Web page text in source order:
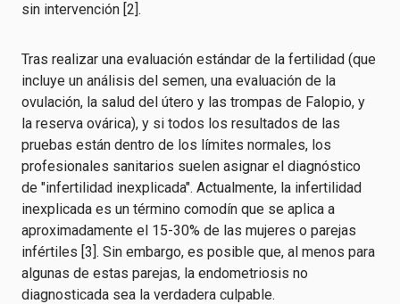
sin intervención [2].
Tras realizar una evaluación estándar de la fertilidad (que
incluye un análisis del semen, una evaluación de la
ovulación, la salud del útero y las trompas de Falopio, y
la reserva ovárica), y si todos los resultados de las
pruebas están dentro de los límites normales, los
profesionales sanitarios suelen asignar el diagnóstico
de "infertilidad inexplicada". Actualmente, la infertilidad
inexplicada es un término comodín que se aplica a
aproximadamente el 15-30% de las mujeres o parejas
infértiles [3]. Sin embargo, es posible que, al menos para
algunas de estas parejas, la endometriosis no
diagnosticada sea la verdadera culpable.